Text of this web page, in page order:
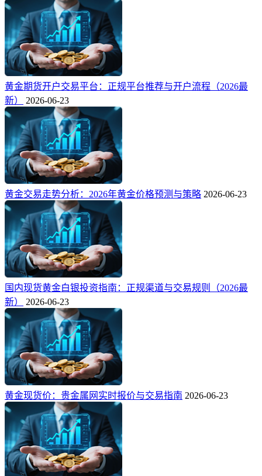
黄金期货开户交易平台：正规平台推荐与开户流程（2026最
新）
2026-06-23
黄金交易走势分析：2026年黄金价格预测与策略 2026-06-23
国内现货黄金白银投资指南：正规渠道与交易规则（2026最
新）
2026-06-23
黄金现货价：贵金属网实时报价与交易指南 2026-06-23